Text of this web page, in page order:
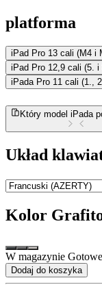
platforma
iPad Pro 13 cali (M4 i
iPad Pro 12,9 cali (5. i
iPada Pro 11 cali (1.,
Który model iPada
Układ
Kolor
W magazynie
Dodaj do koszyka